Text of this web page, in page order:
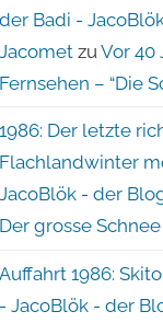
der Badi -
Jacomet zu Vor 40
Fernsehen – “Die
1986: Der letzte
Flachlandwinter
JacoBlök - der
Der grosse
Auffahrt 1986:
- JacoBlök - der